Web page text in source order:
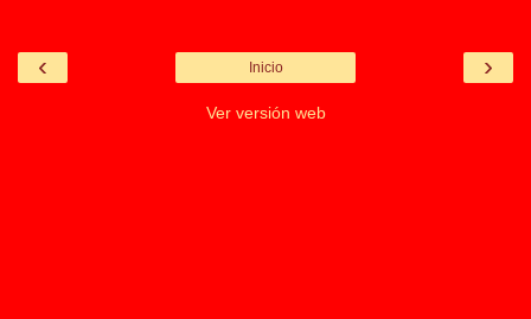
‹ ›
Inicio
Ver versión web